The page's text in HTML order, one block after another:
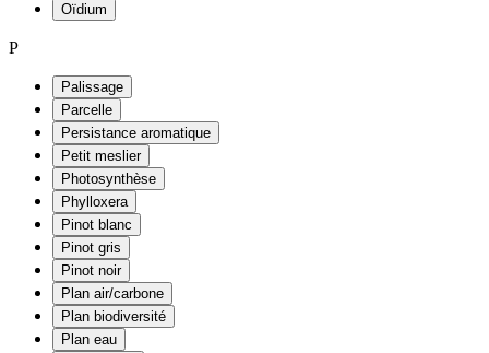
Oïdium
P
Palissage
Parcelle
Persistance aromatique
Petit meslier
Photosynthèse
Phylloxera
Pinot blanc
Pinot gris
Pinot noir
Plan air/carbone
Plan biodiversité
Plan eau